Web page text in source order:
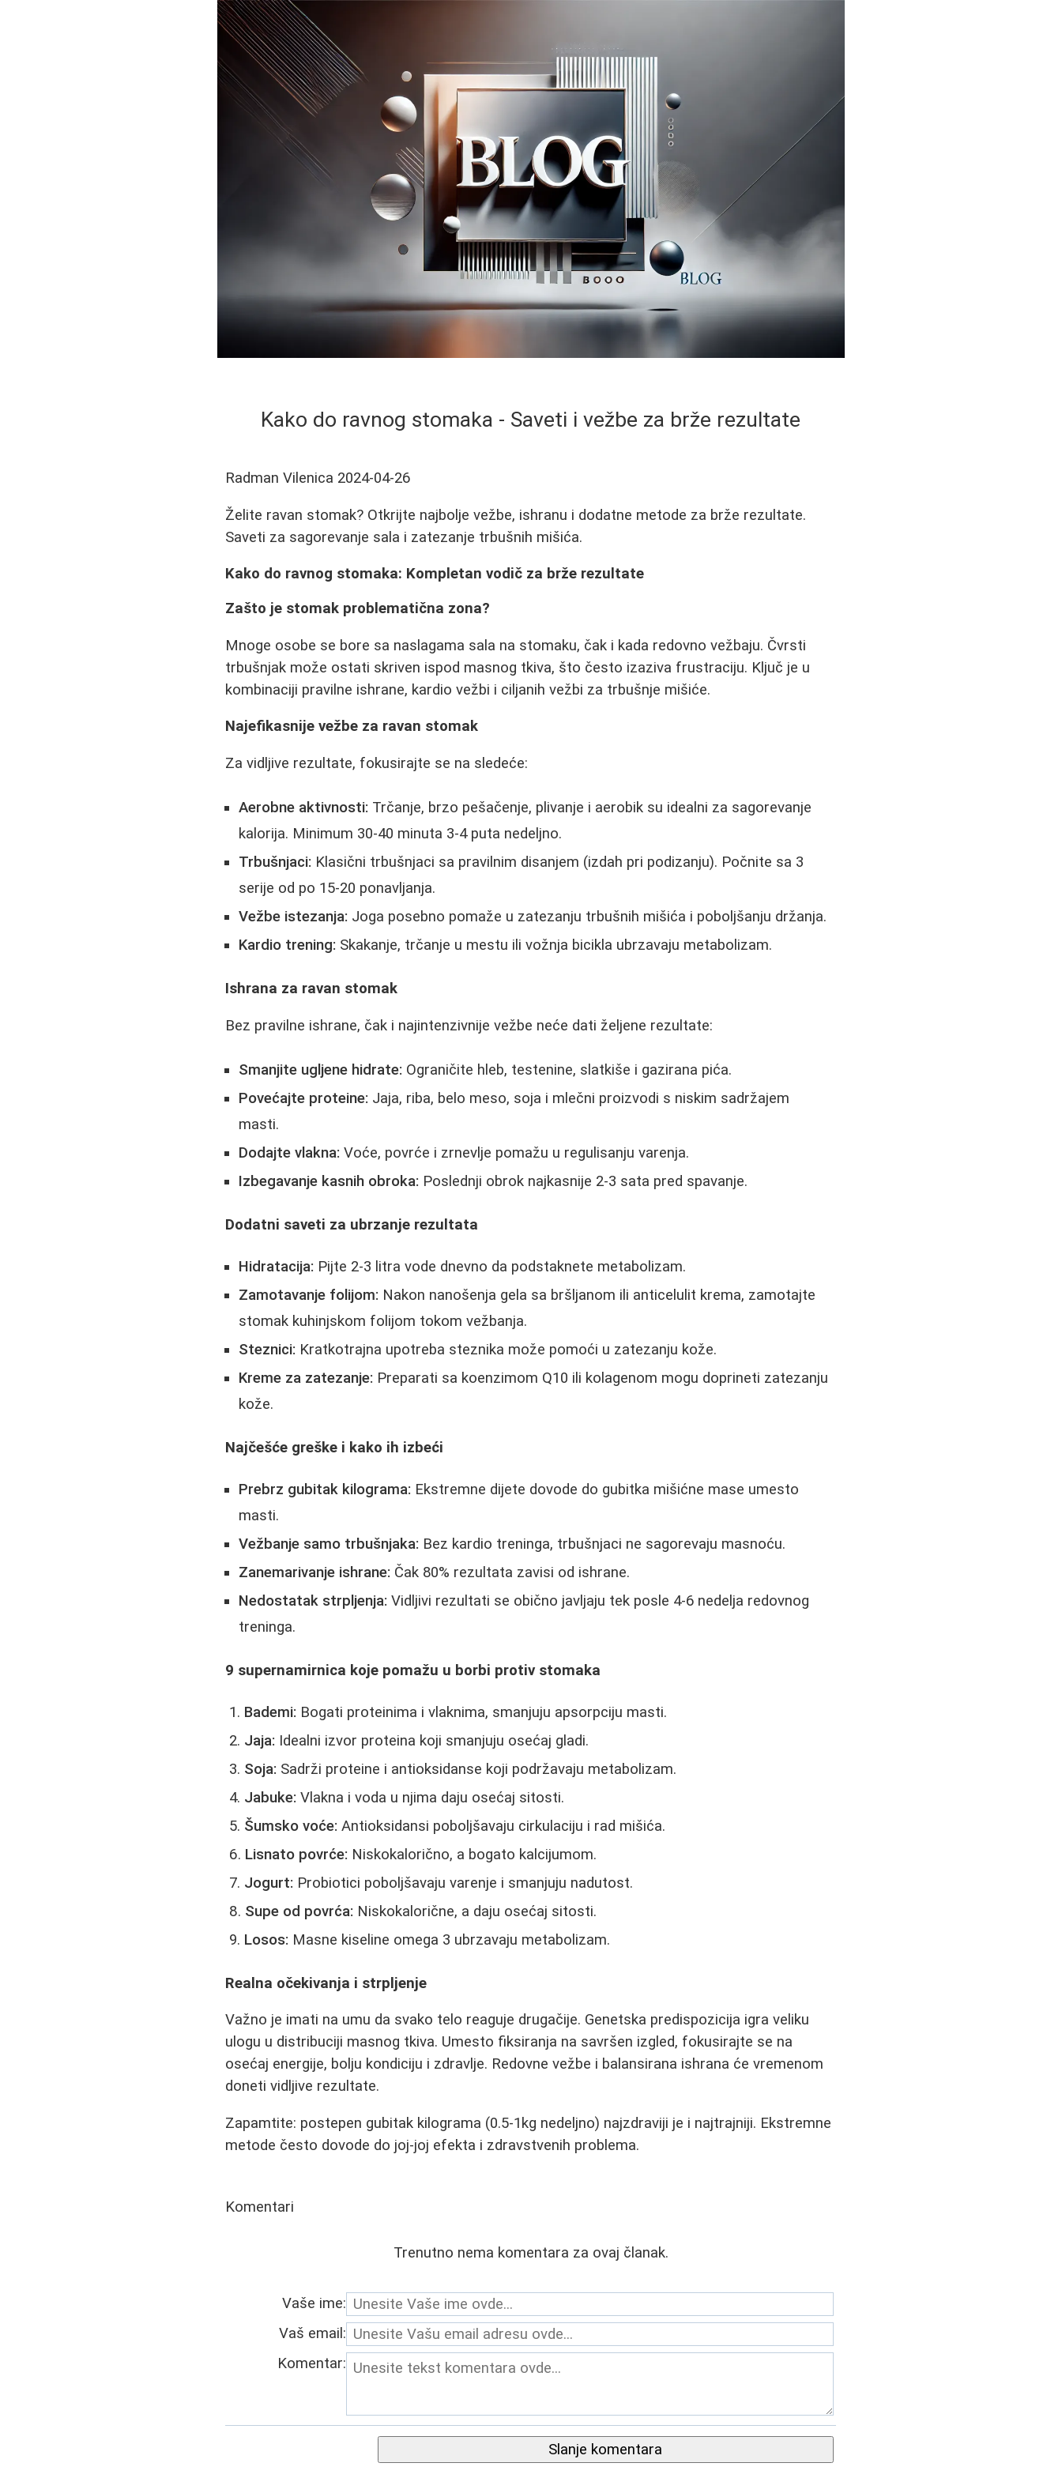
Kako do ravnog stomaka - Saveti i vežbe za brže rezultate
Radman Vilenica 2024-04-26
Želite ravan stomak? Otkrijte najbolje vežbe, ishranu i dodatne metode za brže rezultate.
Saveti za sagorevanje sala i zatezanje trbušnih mišića.
Kako do ravnog stomaka: Kompletan vodič za brže rezultate
Zašto je stomak problematična zona?
Mnoge osobe se bore sa naslagama sala na stomaku, čak i kada redovno vežbaju. Čvrsti
trbušnjak može ostati skriven ispod masnog tkiva, što često izaziva frustraciju. Ključ je u
kombinaciji pravilne ishrane, kardio vežbi i ciljanih vežbi za trbušnje mišiće.
Najefikasnije vežbe za ravan stomak
Za vidljive rezultate, fokusirajte se na sledeće:
Aerobne aktivnosti: Trčanje, brzo pešačenje, plivanje i aerobik su idealni za sagorevanje
kalorija. Minimum 30-40 minuta 3-4 puta nedeljno.
Trbušnjaci: Klasični trbušnjaci sa pravilnim disanjem (izdah pri podizanju). Počnite sa 3
serije od po 15-20 ponavljanja.
Vežbe istezanja: Joga posebno pomaže u zatezanju trbušnih mišića i poboljšanju držanja.
Kardio trening: Skakanje, trčanje u mestu ili vožnja bicikla ubrzavaju metabolizam.
Ishrana za ravan stomak
Bez pravilne ishrane, čak i najintenzivnije vežbe neće dati željene rezultate:
Smanjite ugljene hidrate: Ograničite hleb, testenine, slatkiše i gazirana pića.
Povećajte proteine: Jaja, riba, belo meso, soja i mlečni proizvodi s niskim sadržajem
masti.
Dodajte vlakna: Voće, povrće i zrnevlje pomažu u regulisanju varenja.
Izbegavanje kasnih obroka: Poslednji obrok najkasnije 2-3 sata pred spavanje.
Dodatni saveti za ubrzanje rezultata
Hidratacija: Pijte 2-3 litra vode dnevno da podstaknete metabolizam.
Zamotavanje folijom: Nakon nanošenja gela sa bršljanom ili anticelulit krema, zamotajte
stomak kuhinjskom folijom tokom vežbanja.
Steznici: Kratkotrajna upotreba steznika može pomoći u zatezanju kože.
Kreme za zatezanje: Preparati sa koenzimom Q10 ili kolagenom mogu doprineti zatezanju
kože.
Najčešće greške i kako ih izbeći
Prebrz gubitak kilograma: Ekstremne dijete dovode do gubitka mišićne mase umesto
masti.
Vežbanje samo trbušnjaka: Bez kardio treninga, trbušnjaci ne sagorevaju masnoću.
Zanemarivanje ishrane: Čak 80% rezultata zavisi od ishrane.
Nedostatak strpljenja: Vidljivi rezultati se obično javljaju tek posle 4-6 nedelja redovnog
treninga.
9 supernamirnica koje pomažu u borbi protiv stomaka
Bademi: Bogati proteinima i vlaknima, smanjuju apsorpciju masti.
Jaja: Idealni izvor proteina koji smanjuju osećaj gladi.
Soja: Sadrži proteine i antioksidanse koji podržavaju metabolizam.
Jabuke: Vlakna i voda u njima daju osećaj sitosti.
Šumsko voće: Antioksidansi poboljšavaju cirkulaciju i rad mišića.
Lisnato povrće: Niskokalorično, a bogato kalcijumom.
Jogurt: Probiotici poboljšavaju varenje i smanjuju nadutost.
Supe od povrća: Niskokalorične, a daju osećaj sitosti.
Losos: Masne kiseline omega 3 ubrzavaju metabolizam.
Realna očekivanja i strpljenje
Važno je imati na umu da svako telo reaguje drugačije. Genetska predispozicija igra veliku
ulogu u distribuciji masnog tkiva. Umesto fiksiranja na savršen izgled, fokusirajte se na
osećaj energije, bolju kondiciju i zdravlje. Redovne vežbe i balansirana ishrana će vremenom
doneti vidljive rezultate.
Zapamtite: postepen gubitak kilograma (0.5-1kg nedeljno) najzdraviji je i najtrajniji. Ekstremne
metode često dovode do joj-joj efekta i zdravstvenih problema.
Komentari
Trenutno nema komentara za ovaj članak.
Vaše ime:
Vaš email:
Komentar:
Slanje komentara